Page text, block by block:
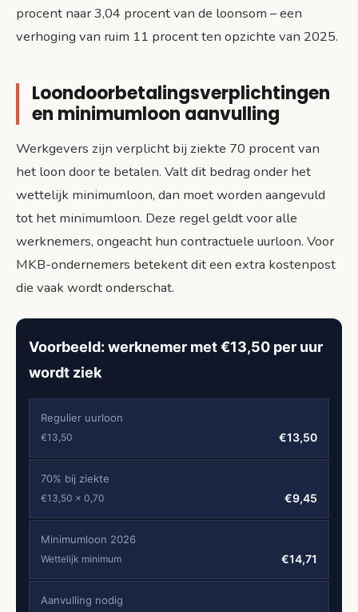
procent naar 3,04 procent van de loonsom – een
verhoging van ruim 11 procent ten opzichte van 2025.
Loondoorbetalingsverplichtingen
en minimumloon aanvulling
Werkgevers zijn verplicht bij ziekte 70 procent van
het loon door te betalen. Valt dit bedrag onder het
wettelijk minimumloon, dan moet worden aangevuld
tot het minimumloon. Deze regel geldt voor alle
werknemers, ongeacht hun contractuele uurloon. Voor
MKB-ondernemers betekent dit een extra kostenpost
die vaak wordt onderschat.
Voorbeeld: werknemer met €13,50 per uur
wordt ziek
Regulier uurloon
€13,50 €13,50
70% bij ziekte
€13,50 × 0,70 €9,45
Minimumloon 2026
Wettelijk minimum €14,71
Aanvulling nodig